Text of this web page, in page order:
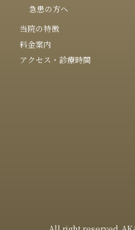
急患の方へ
当院の特徴
料金案内
アクセス・診療時間